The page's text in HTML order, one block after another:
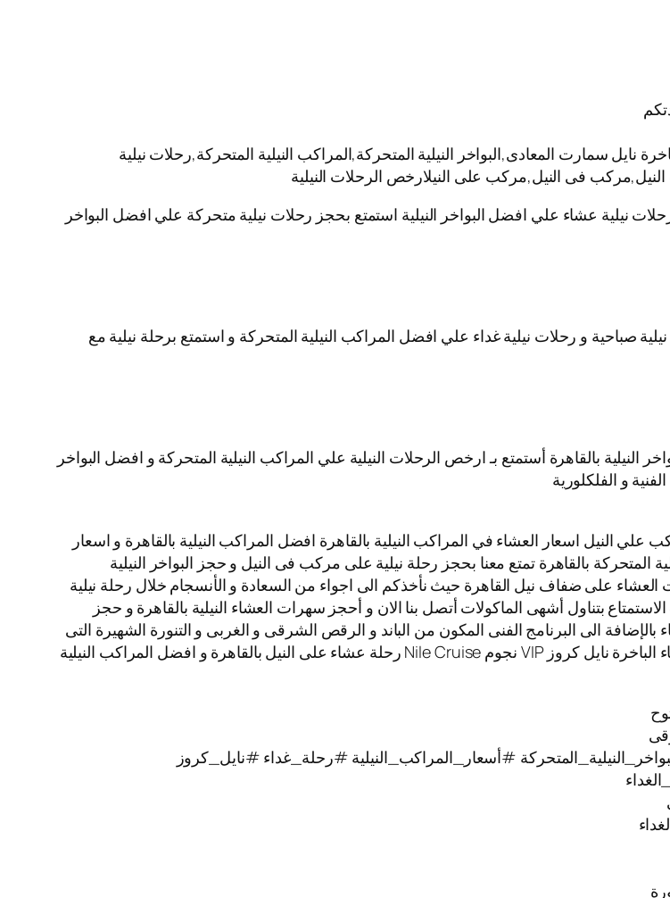
سمارت المعادى,البواخر النيلية المتحركة,المراكب النيلية المتحركة,رحلات نيلية
فى النيل,مركب على النيلارخص الرحلات النيلية
نيلية عشاء علي افضل البواخر النيلية استمتع بحجز رحلات نيلية متحركة علي افضل البواخر
صباحية و رحلات نيلية غداء علي افضل المراكب النيلية المتحركة و استمتع برحلة نيلية مع
بالقاهرة أستمتع بـ ارخص الرحلات النيلية علي المراكب النيلية المتحركة و افضل البواخر
و الفلكلورية
النيل اسعار العشاء في المراكب النيلية بالقاهرة افضل المراكب النيلية بالقاهرة و اسعار
المتحركة بالقاهرة تمتع معنا بحجز رحلة نيلية على مركب فى النيل و حجز البواخر النيلية
العشاء على ضفاف نيل القاهرة حيث نأخذكم الى اجواء من السعادة و الأنسجام خلال رحلة نيلية
بتناول أشهى الماكولات أتصل بنا الان و أحجز سهرات العشاء النيلية بالقاهرة و حجز
الابحار على نيل القاهرة لمدة 3 ساعات مع العشاء بالإضافة الى البرنامج الفنى المكون من الباند و الرقص الشرقى و الغربى و التنورة الشهيرة التى
تتميز بألوانها الخلابة اتصل بنا الأن و احجز رحلات نيلية غداء و رحلات نيلية عشاء الباخرة نايل كروز VIP نجوم Nile Cruise رحلة عشاء على النيل بالقاهرة و افضل المراكب النيلية
#أسعار_المراكب_النيلية #رحلة_غداء #نايل_كروز